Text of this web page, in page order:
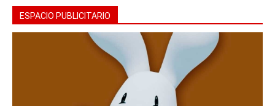
ESPACIO PUBLICITARIO